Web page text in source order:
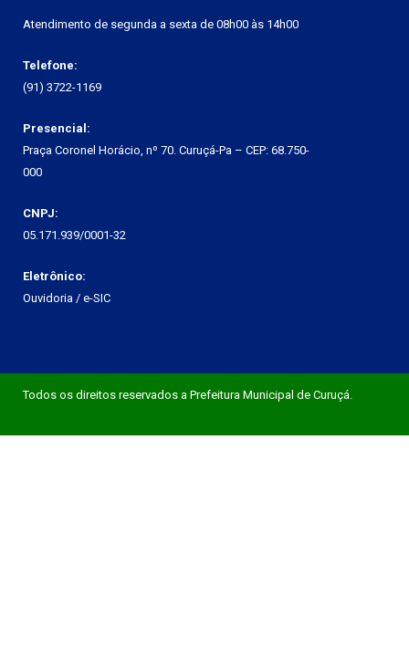
Atendimento de segunda a sexta de 08h00 às 14h00
Telefone:
(91) 3722-1169
Presencial:
Praça Coronel Horácio, nº 70. Curuçá-Pa – CEP: 68.750-
000
CNPJ:
05.171.939/0001-32
Eletrônico:
Ouvidoria / e-SIC
Todos os direitos reservados a Prefeitura Municipal de Curuçá.